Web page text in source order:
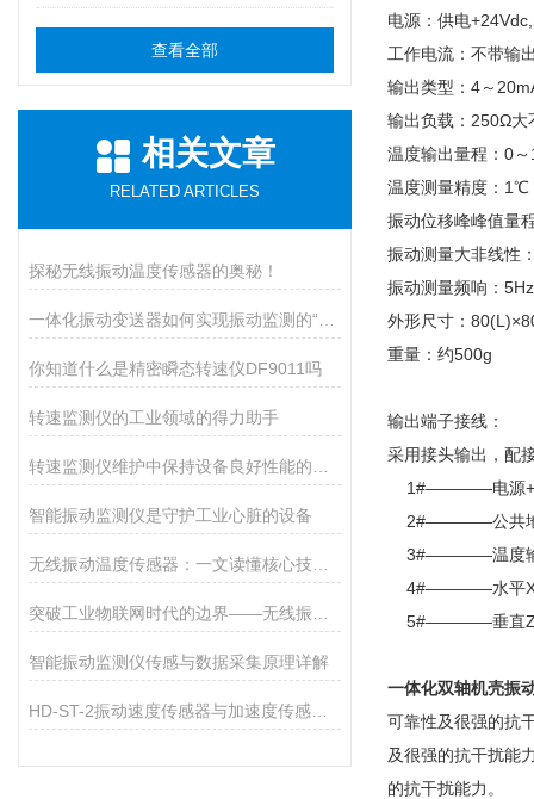
查看全部
相关文章
RELATED ARTICLES
探秘无线振动温度传感器的奥秘！
你知道什么是精密瞬态转速仪DF9011吗
转速监测仪的工业领域的得力助手
智能振动监测仪是守护工业心脏的设备
智能振动监测仪传感与数据采集原理详解
电源：供电
工作电流：不带输
输出类型：4～
输出负载：250Ω
温度输出量程
温度测量精度：1℃
振动位移峰峰值量
振动测量大非线性
振动测量频响：
外形尺寸：
重量：约500g
输出端子接线：
采用接头输出，配
1#————电源
2#————公共
3#————温度
4#————水平X
5#————垂直Z
一体化双轴机壳振
可靠性及很强的抗
及很强的抗干扰能
的抗干扰能力。